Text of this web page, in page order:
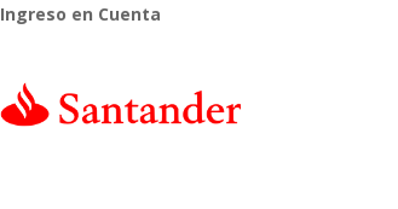
Ingreso en Cuenta